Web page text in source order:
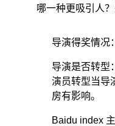
哪一种更吸引人
导演得奖情况
导演是否转型
演员转型当导
房有影响。
Baidu index